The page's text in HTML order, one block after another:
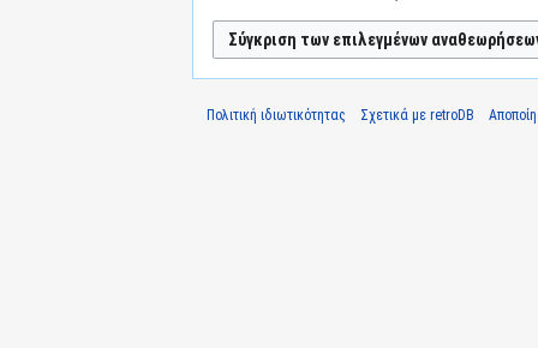
Πολιτική ιδιωτικότητας Σχετικά με retroDB